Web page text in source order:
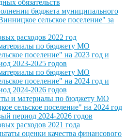
обязательств
бюджета муниципального
сельское поселение" за
расходов 2022 год
по бюджету МО
поселение" на 2023 год и
2023-2025 годов
по бюджету МО
поселение" на 2024 год и
2024-2026 годов
и материалы по бюджету МО
сельское поселение" на 2024 год
период 2024-2026 годов
расходов 2021 года
оценки качества финансового